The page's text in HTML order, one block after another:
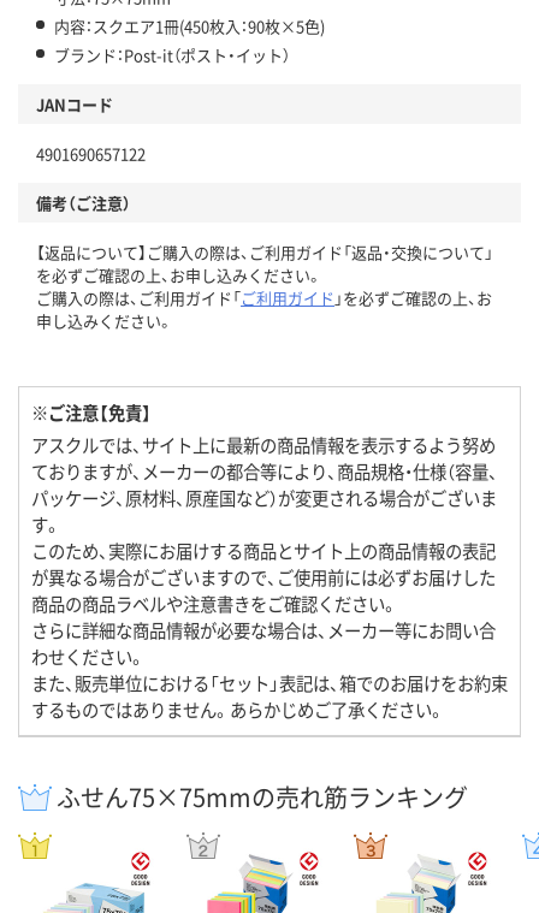
内容：スクエア1冊(450枚入：90枚×5色)
ブランド：Post-it（ポスト・イット）
JANコード
4901690657122
備考（ご注意）
【返品について】ご購入の際は、ご利用ガイド「返品・交換について」
を必ずご確認の上、お申し込みください。
ご購入の際は、ご利用ガイド「ご利用ガイド 」を必ずご確認の上、お
申し込みください。
※ご注意【免責】
アスクルでは、サイト上に最新の商品情報を表示するよう努め
ておりますが、メーカーの都合等により、商品規格・仕様（容量、
パッケージ、原材料、原産国など）が変更される場合がございま
す。
このため、実際にお届けする商品とサイト上の商品情報の表記
が異なる場合がございますので、ご使用前には必ずお届けした
商品の商品ラベルや注意書きをご確認ください。
さらに詳細な商品情報が必要な場合は、メーカー等にお問い合
わせください。
また、販売単位における「セット」表記は、箱でのお届けをお約束
するものではありません。あらかじめご了承ください。
ふせん75×75mmの売れ筋ランキング